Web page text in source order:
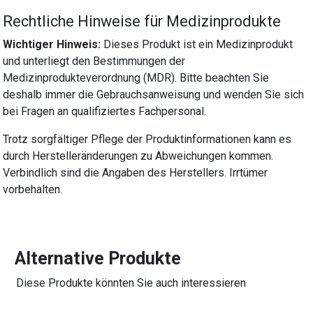
Rechtliche Hinweise für Medizinprodukte
Wichtiger Hinweis: Dieses Produkt ist ein Medizinprodukt
und unterliegt den Bestimmungen der
Medizinprodukteverordnung (MDR). Bitte beachten Sie
deshalb immer die Gebrauchsanweisung und wenden Sie sich
bei Fragen an qualifiziertes Fachpersonal.
Trotz sorgfältiger Pflege der Produktinformationen kann es
durch Herstelleränderungen zu Abweichungen kommen.
Verbindlich sind die Angaben des Herstellers. Irrtümer
vorbehalten.
Alternative Produkte
Diese Produkte könnten Sie auch interessieren